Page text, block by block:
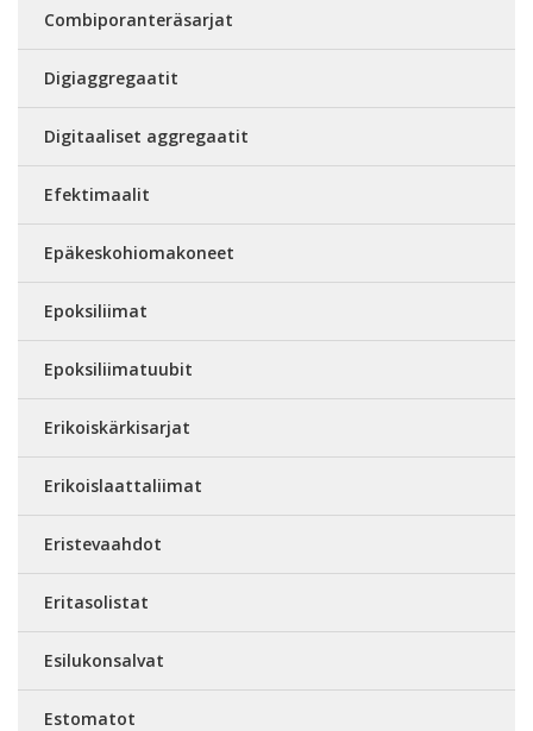
Combiporanteräsarjat
Digiaggregaatit
Digitaaliset aggregaatit
Efektimaalit
Epäkeskohiomakoneet
Epoksiliimat
Epoksiliimatuubit
Erikoiskärkisarjat
Erikoislaattaliimat
Eristevaahdot
Eritasolistat
Esilukonsalvat
Estomatot